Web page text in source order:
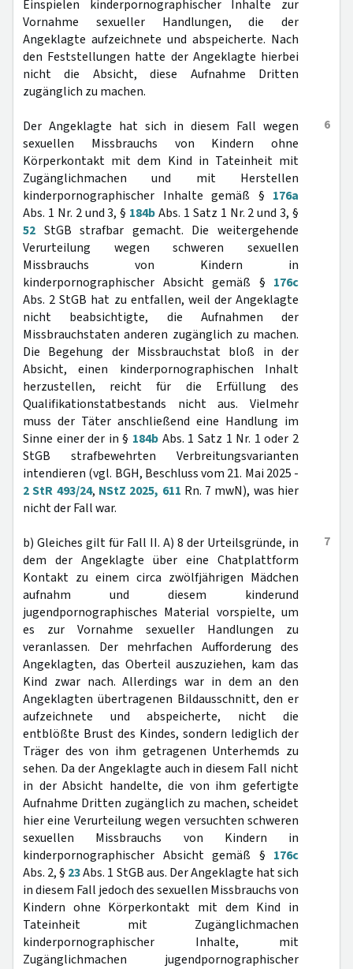
Einspielen kinderpornographischer Inhalte zur
Vornahme sexueller Handlungen, die der
Angeklagte aufzeichnete und abspeicherte. Nach
den Feststellungen hatte der Angeklagte hierbei
nicht die Absicht, diese Aufnahme Dritten
zugänglich zu machen.
6
Der Angeklagte hat sich in diesem Fall wegen
sexuellen Missbrauchs von Kindern ohne
Körperkontakt mit dem Kind in Tateinheit mit
Zugänglichmachen und mit Herstellen
kinderpornographischer Inhalte gemäß § 176a
Abs. 1 Nr. 2 und 3, § 184bAbs. 1 Satz 1 Nr. 2 und 3, §
52 StGB strafbar gemacht. Die weitergehende
Verurteilung wegen schweren sexuellen
Missbrauchs von Kindern in
kinderpornographischer Absicht gemäß § 176c
Abs. 2 StGB hat zu entfallen, weil der Angeklagte
nicht beabsichtigte, die Aufnahmen der
Missbrauchstaten anderen zugänglich zu machen.
Die Begehung der Missbrauchstat bloß in der
Absicht, einen kinderpornographischen Inhalt
herzustellen, reicht für die Erfüllung des
Qualifikationstatbestands nicht aus. Vielmehr
muss der Täter anschließend eine Handlung im
Sinne einer der in § 184b Abs. 1 Satz 1 Nr. 1 oder 2
StGB strafbewehrten Verbreitungsvarianten
intendieren (vgl. BGH, Beschluss vom 21. Mai 2025 -
2 StR 493/24, NStZ 2025, 611 Rn. 7 mwN), was hier
nicht der Fall war.
7
b) Gleiches gilt für Fall II. A) 8 der Urteilsgründe, in
dem der Angeklagte über eine Chatplattform
Kontakt zu einem circa zwölfjährigen Mädchen
aufnahm und diesem kinderund
jugendpornographisches Material vorspielte, um
es zur Vornahme sexueller Handlungen zu
veranlassen. Der mehrfachen Aufforderung des
Angeklagten, das Oberteil auszuziehen, kam das
Kind zwar nach. Allerdings war in dem an den
Angeklagten übertragenen Bildausschnitt, den er
aufzeichnete und abspeicherte, nicht die
entblößte Brust des Kindes, sondern lediglich der
Träger des von ihm getragenen Unterhemds zu
sehen. Da der Angeklagte auch in diesem Fall nicht
in der Absicht handelte, die von ihm gefertigte
Aufnahme Dritten zugänglich zu machen, scheidet
hier eine Verurteilung wegen versuchten schweren
sexuellen Missbrauchs von Kindern in
kinderpornographischer Absicht gemäß § 176c
Abs. 2, § 23Abs. 1 StGB aus. Der Angeklagte hat sich
in diesem Fall jedoch des sexuellen Missbrauchs von
Kindern ohne Körperkontakt mit dem Kind in
Tateinheit mit Zugänglichmachen
kinderpornographischer Inhalte, mit
Zugänglichmachen jugendpornographischer